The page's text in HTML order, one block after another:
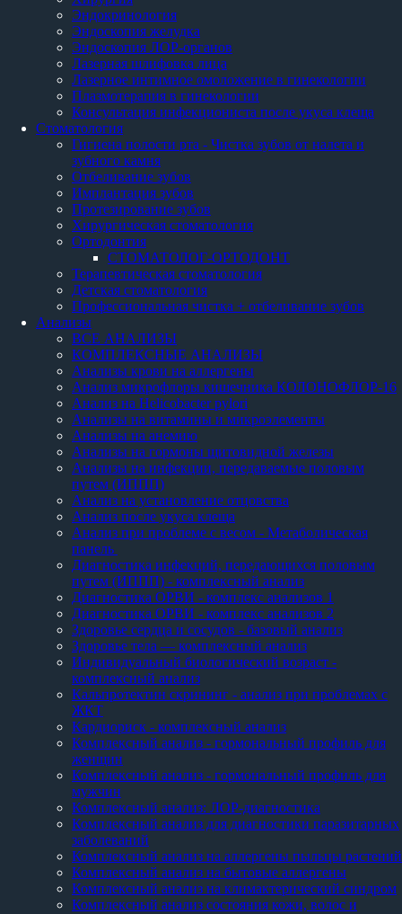
Эндокринология
Эндоскопия желудка
Эндоскопия ЛОР-органов
Лазерная шлифовка лица
Лазерное интимное омоложение в гинекологии
Плазмотерапия в гинекологии
Консультация инфекциониста после укуса клеща
Стоматология
Гигиена полости рта - Чистка зубов от налета и
зубного камня
Отбеливание зубов
Имплантация зубов
Протезирование зубов
Хирургическая стоматология
Ортодонтия
СТОМАТОЛОГ-ОРТОДОНТ
Терапевтическая стоматология
Детская стоматология
Профессиональная чистка + отбеливание зубов
Анализы
ВСЕ АНАЛИЗЫ
КОМПЛЕКСНЫЕ АНАЛИЗЫ
Анализы крови на аллергены
Анализ микрофлоры кишечника КОЛОНОФЛОР-16
Анализ на Helicobacter pylori
Анализы на витамины и микроэлементы
Анализы на анемию
Анализы на гормоны щитовидной железы
Анализы на инфекции, передаваемые половым
путем (ИППП)
Анализ на установление отцовства
Анализ после укуса клеща
Анализ при проблеме с весом - Метаболическая
панель
Диагностика инфекций, передающихся половым
путем (ИППП) - комплексный анализ
Диагностика ОРВИ - комплекс анализов 1
Диагностика ОРВИ - комплекс анализов 2
Здоровье сердца и сосудов - базовый анализ
Здоровье тела — комплексный анализ
Индивидуальный биологический возраст -
комплексный анализ
Кальпротектин скрининг - анализ при проблемах с
ЖКТ
Кардиориск - комплексный анализ
Комплексный анализ - гормональный профиль для
женщин
Комплексный анализ - гормональный профиль для
мужчин
Комплексный анализ: ЛОР-диагностика
Комплексный анализ для диагностики паразитарных
заболеваний
Комплексный анализ на аллергены пыльцы растений
Комплексный анализ на бытовые аллергены
Комплексный анализ на климактерический синдром
Комплексный анализ состояния кожи, волос и